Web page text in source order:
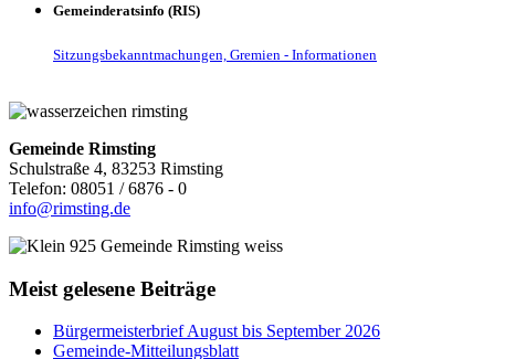
Gemeinderatsinfo (RIS)
Sitzungsbekanntmachungen, Gremien - Informationen
Gemeinde Rimsting
Schulstraße 4, 83253 Rimsting
Telefon: 08051 / 6876 - 0
info@rimsting.de
Meist gelesene Beiträge
Bürgermeisterbrief August bis September 2026
Gemeinde-Mitteilungsblatt